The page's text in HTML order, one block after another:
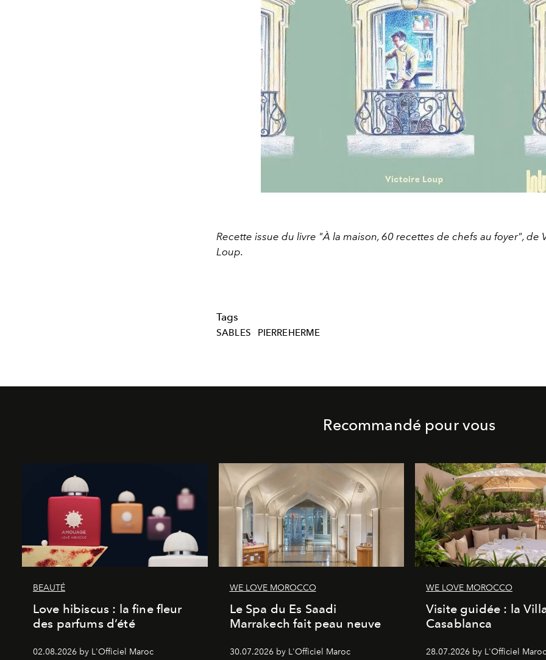
Recette issue du livre "À la maison, 60 recettes de chefs au foyer", de
Loup.
Tags
SABLES PIERREHERME
Recommandé pour vous
BEAUTÉ
Love hibiscus : la fine fleur
des parfums d’été
02.08.2026 by L'Officiel Maroc
WE LOVE MOROCCO
Le Spa du Es Saadi
Marrakech fait peau neuve
30.07.2026 by L'Officiel Maroc
WE LOVE MOROCCO
Visite guidée : la
Casablanca
28.07.2026 by L'Officiel Maroc